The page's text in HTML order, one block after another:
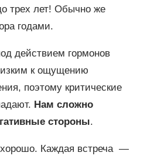
трех лет! Обычно же
годами.
действием гормонов
к ощущению
поэтому критические
Нам сложно
стороны.
Каждая встреча —